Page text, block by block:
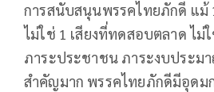
การสนับสนุนพรรคไทยภักดี แม้
ไม่ใช่ 1 เสียงที่ทดสอบตลาด ไม่
ภาระประชาชน ภาระงบประม
สำคัญมาก พรรคไทยภักดีมีอุดม